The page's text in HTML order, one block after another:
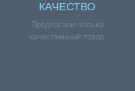
КАЧЕСТВО
Предлагаем только
качественный товар